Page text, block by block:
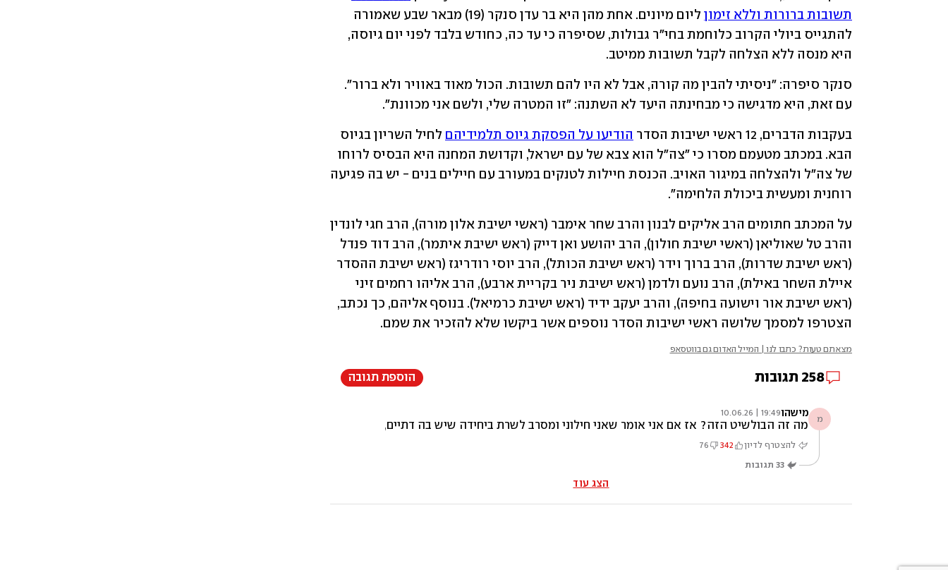
תשובות ברורות וללא זימון
היא מנסה ללא הצלחה לקבל תשובות ממיטב.
עם זאת, היא מדגישה כי מבחינתה היעד לא השתנה: "זו המטרה שלי, ולשם אני מכוונת".
בעקבות הדברים, 12 ראשי ישיבות הסדר הודיעו על הפסקת גיוס תלמידיהם
רוחנית ומעשית ביכולת הלחימה".
הצטרפו למסמך שלושה ראשי ישיבות הסדר נוספים אשר ביקשו שלא להזכיר את שמם.
מצאתם טעות? כתבו לנו | המייל האדום גם בווטסאפ
258 תגובות הוספת תגובה
מ מישהו19:49 | 10.06.26
מה זה הבולשיט הזה? אז אם אני אומר שאני חילוני ומסרב לשרת ביחידה שיש בה דתיים, הצבא יתכופף לרצוני?! צה"ל זה לא תוכנית כבקשתך, תתגייסו בלי שום תנאים! גם ככה אתם מקבלים שירות
להצטרף לדיון 342
76
33 תגובות
הצג עוד